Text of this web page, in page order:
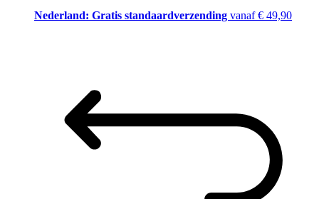
Nederland: Gratis standaardverzending vanaf € 49,90